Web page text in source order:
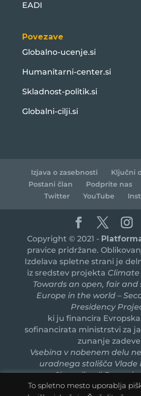
EADI
Povezave
Globalno-ucenje.si
Humanitarni-center.si
Skladnost-politik.si
Globalni-cilji.si
Izjava o zasebnosti
Ključni
Postani član
Podprite nas
Twitter
YouTube
Copyright © 2021 -
pravice pridržane.
Izdelava spletne strani je
iz sredstev projekta Climate
Towards an open, fair
Europe in the world –
Presidency
ki ju financira
sofinancirata ministrstvi za
zunanje
Vsebina v nobenem delu
uradnega stališča Vlade
Slovenije ali
To spletno mesto uporablja